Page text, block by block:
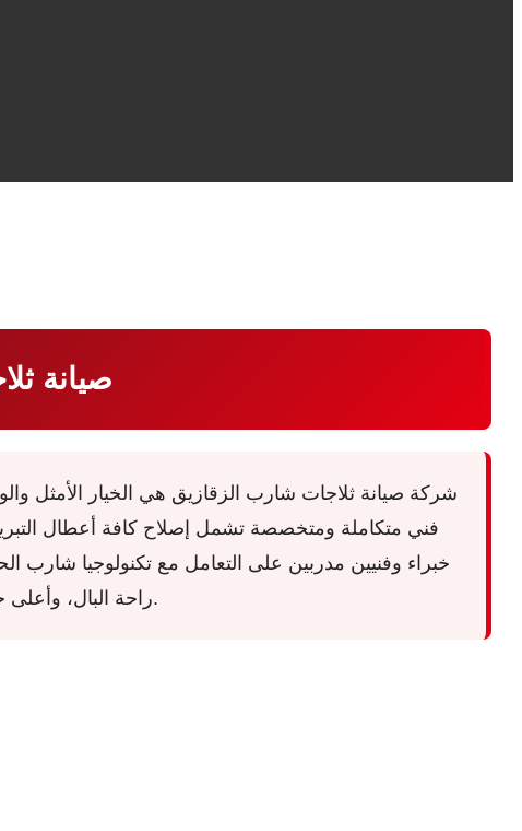
صيانة
شركة صيانة ثلاجات شارب الزقازيق هي الخيار الأمثل
فني متكاملة ومتخصصة تشمل إصلاح كافة أعطال
راحة البال، وأعلى جودة تصليح بأقل تكلفة ممكنة في الأسواق لخدمة جميع سكان مدينة الزقازيق.